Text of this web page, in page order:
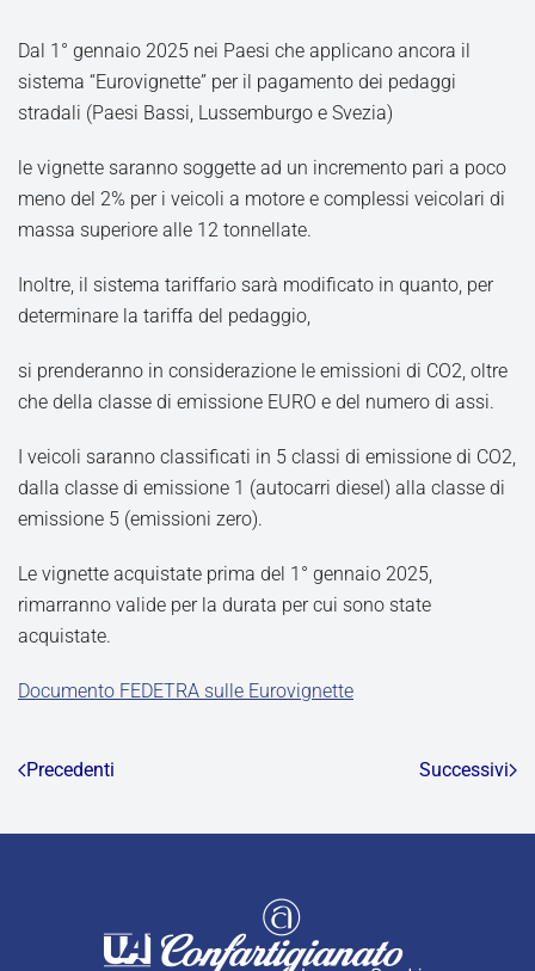
Dal 1° gennaio 2025 nei Paesi che applicano ancora il
sistema “Eurovignette” per il pagamento dei pedaggi
stradali (Paesi Bassi, Lussemburgo e Svezia)
le vignette saranno soggette ad un incremento pari a poco
meno del 2% per i veicoli a motore e complessi veicolari di
massa superiore alle 12 tonnellate.
Inoltre, il sistema tariffario sarà modificato in quanto, per
determinare la tariffa del pedaggio,
si prenderanno in considerazione le emissioni di CO2, oltre
che della classe di emissione EURO e del numero di assi.
I veicoli saranno classificati in 5 classi di emissione di CO2,
dalla classe di emissione 1 (autocarri diesel) alla classe di
emissione 5 (emissioni zero).
Le vignette acquistate prima del 1° gennaio 2025,
rimarranno valide per la durata per cui sono state
acquistate.
Documento FEDETRA sulle Eurovignette
Precedenti Successivi